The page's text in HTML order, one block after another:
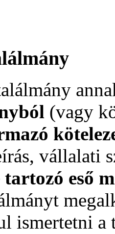
(vagy
vállalati
eső
ismertetni